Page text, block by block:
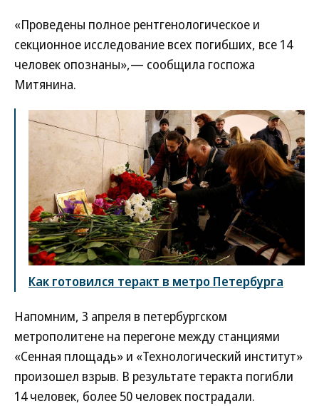
«Проведены полное рентгенологическое и
секционное исследование всех погибших, все 14
человек опознаны»,— сообщила госпожа
Митянина.
Как готовился теракт в метро Петербурга
Напомним, 3 апреля в петербургском
метрополитене на перегоне между станциями
«Сенная площадь» и «Технологический институт»
произошел взрыв. В результате теракта погибли
14 человек, более 50 человек пострадали.